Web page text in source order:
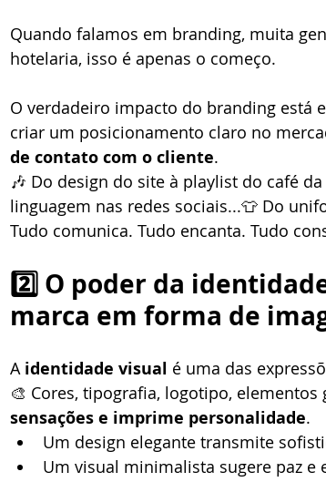
Quando falamos em branding, muita
hotelaria, isso é apenas o começo.
O verdadeiro impacto do branding está
criar um posicionamento claro no
de contato com o cliente.
🎶 Do design do site à playlist do café
linguagem nas redes sociais...👕 Do
Tudo comunica. Tudo encanta. Tudo
2️⃣ O poder da
marca em forma de
A identidade visual é uma das
🎨 Cores, tipografia, logotipo,
sensações e imprime personalidade.
Um design elegante transmite
Um visual minimalista sugere paz e